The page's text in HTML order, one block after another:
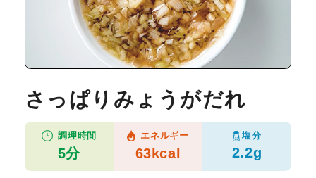
さっぱりみょうがだれ
調理時間
5分
エネルギー
63kcal
塩分
2.2g